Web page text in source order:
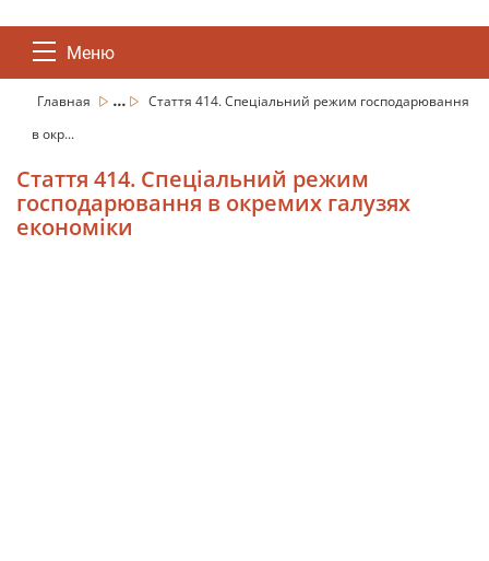
Меню
Главная ...
Стаття 414. Спеціальний режим господарювання
в окр...
Стаття 414. Спеціальний режим
господарювання в окремих галузях
економіки